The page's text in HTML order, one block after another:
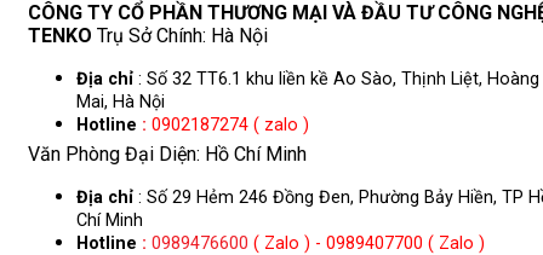
CÔNG TY CỔ PHẦN THƯƠNG MẠI VÀ ĐẦU TƯ CÔNG
TENKO Trụ Sở Chính: Hà Nội
Địa chỉ : Số 32 TT6.1 khu liền kề Ao Sào, Thịnh Liệt, Hoàng
Mai, Hà Nội
Hotline : 0902187274 ( zalo )
Văn Phòng Đại Diện: Hồ Chí Minh
Địa chỉ : Số 29 Hẻm 246 Đồng Đen, Phường Bảy Hiền, TP
Chí Minh
Hotline : 0989476600 ( Zalo ) - 0989407700 ( Zalo )